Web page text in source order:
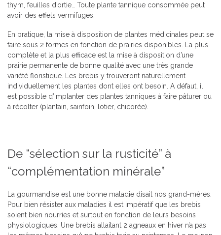
thym, feuilles d’ortie… Toute plante tannique consommée peut
avoir des effets vermifuges.
En pratique, la mise à disposition de plantes médicinales peut se
faire sous 2 formes en fonction de prairies disponibles. La plus
complète et la plus efficace est la mise à disposition d’une
prairie permanente de bonne qualité avec une très grande
variété floristique. Les brebis y trouveront naturellement
individuellement les plantes dont elles ont besoin. A défaut, il
est possible d’implanter des plantes tanniques à faire pâturer ou
à récolter (plantain, sainfoin, lotier, chicorée).
De “sélection sur la rusticité” à
“complémentation minérale”
La gourmandise est une bonne maladie disait nos grand-mères.
Pour bien résister aux maladies il est impératif que les brebis
soient bien nourries et surtout en fonction de leurs besoins
physiologiques. Une brebis allaitant 2 agneaux en hiver n’a pas